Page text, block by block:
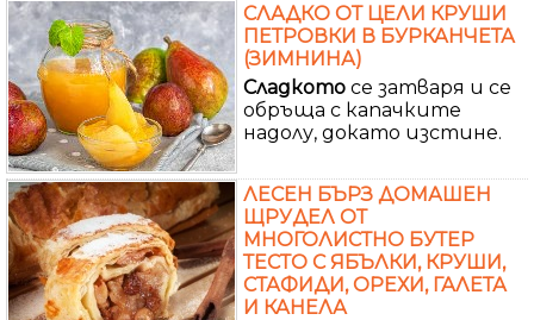
СЛАДКО ОТ ЦЕЛИ КРУШИ
ПЕТРОВКИ В БУРКАНЧЕТА
(ЗИМНИНА)
Сладкото се затваря и се
обръща с капачките
надолу, докато изстине.
ЛЕСЕН БЪРЗ ДОМАШЕН
ЩРУДЕЛ ОТ
МНОГОЛИСТНО БУТЕР
ТЕСТО С ЯБЪЛКИ, КРУШИ,
СТАФИДИ, ОРЕХИ, ГАЛЕТА
И КАНЕЛА